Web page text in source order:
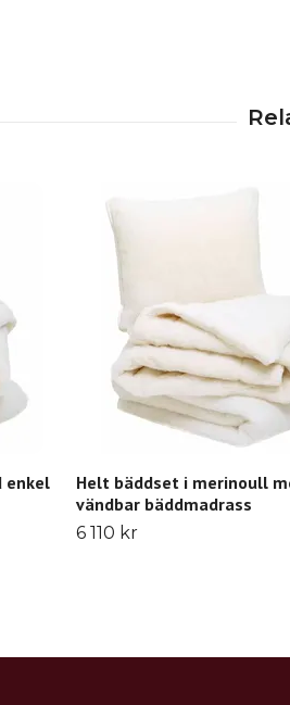
enkel
Helt bäddset i merinoull
vändbar bäddmadrass
6 110 kr